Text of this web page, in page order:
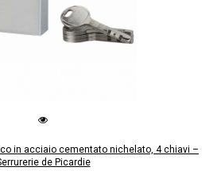
in acciaio cementato nichelato, 4 chiavi –
de Picardie